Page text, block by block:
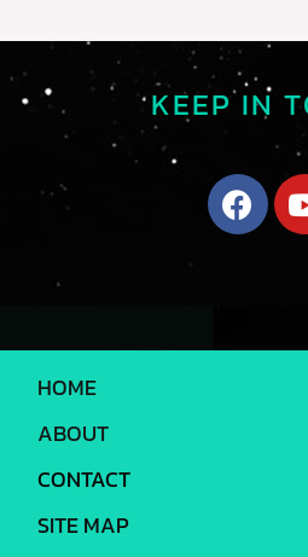
KEEP IN
HOME
ABOUT
CONTACT
SITE MAP